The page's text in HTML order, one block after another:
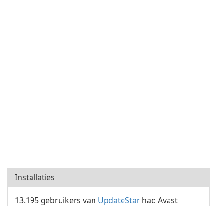
Installaties
13.195 gebruikers van UpdateStar had Avast